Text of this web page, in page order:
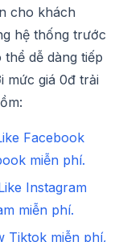
cho khách
hệ thống trước
dễ dàng tiếp
mức giá 0đ trải
Facebook
miễn phí.
Instagram
miễn phí.
Tiktok miễn phí,